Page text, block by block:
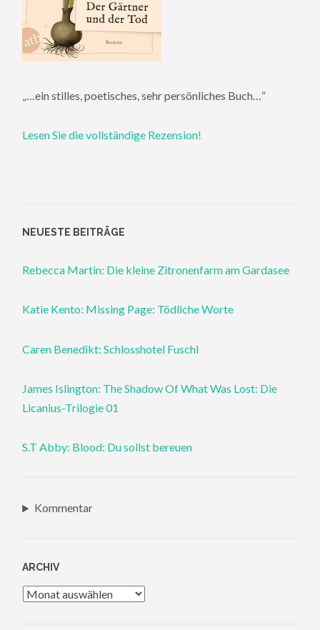
„…ein stilles, poetisches, sehr persönliches Buch…“
Lesen Sie die vollständige Rezension!
NEUESTE BEITRÄGE
Rebecca Martin: Die kleine Zitronenfarm am Gardasee
Katie Kento: Missing Page: Tödliche Worte
Caren Benedikt: Schlosshotel Fuschl
James Islington: The Shadow Of What Was Lost: Die
Licanius-Trilogie 01
S.T Abby: Blood: Du sollst bereuen
Kommentar
ARCHIV
Archiv